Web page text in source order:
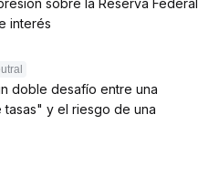
sobre la Reserva Federal
interés
doble desafío entre una
y el riesgo de una